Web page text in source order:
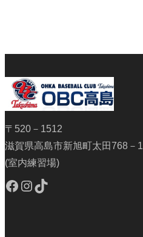
〒520－1512
滋賀県高島市新旭町太田768－1
(室内練習場)
Facebook Instagram TikTok